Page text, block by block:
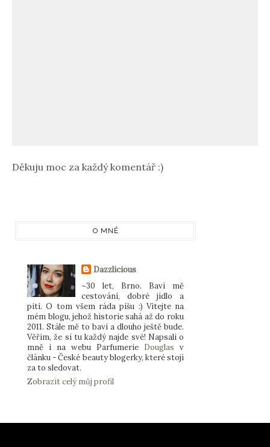
Děkuju moc za každý komentář :)
O MNĚ
Dazzlicious
~30 let, Brno. Baví mě
cestování, dobré jídlo a
pití. O tom všem ráda píšu :) Vítejte na
mém blogu, jehož historie sahá až do roku
2011. Stále mě to baví a dlouho ještě bude.
Věřím, že si tu každý najde své! Napsali o
mně i na webu Parfumerie Douglas v
článku - České beauty blogerky, které stojí
za to sledovat.
Zobrazit celý můj profil